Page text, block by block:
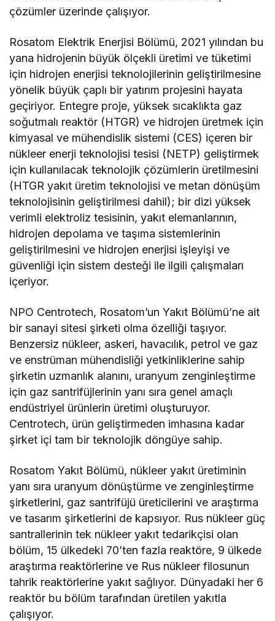
çözümler üzerinde çalışıyor.
Rosatom Elektrik Enerjisi Bölümü, 2021 yılından bu
yana hidrojenin büyük ölçekli üretimi ve tüketimi
için hidrojen enerjisi teknolojilerinin geliştirilmesine
yönelik büyük çaplı bir yatırım projesini hayata
geçiriyor. Entegre proje, yüksek sıcaklıkta gaz
soğutmalı reaktör (HTGR) ve hidrojen üretmek için
kimyasal ve mühendislik sistemi (CES) içeren bir
nükleer enerji teknolojisi tesisi (NETP) geliştirmek
için kullanılacak teknolojik çözümlerin üretilmesini
(HTGR yakıt üretim teknolojisi ve metan dönüşüm
teknolojisinin geliştirilmesi dahil); bir dizi yüksek
verimli elektroliz tesisinin, yakıt elemanlarının,
hidrojen depolama ve taşıma sistemlerinin
geliştirilmesini ve hidrojen enerjisi işleyişi ve
güvenliği için sistem desteği ile ilgili çalışmaları
içeriyor.
NPO Centrotech, Rosatom’un Yakıt Bölümü’ne ait
bir sanayi sitesi şirketi olma özelliği taşıyor.
Benzersiz nükleer, askeri, havacılık, petrol ve gaz
ve enstrüman mühendisliği yetkinliklerine sahip
şirketin uzmanlık alanını, uranyum zenginleştirme
için gaz santrifüjlerinin yanı sıra genel amaçlı
endüstriyel ürünlerin üretimi oluşturuyor.
Centrotech, ürün geliştirmeden imhasına kadar
şirket içi tam bir teknolojik döngüye sahip.
Rosatom Yakıt Bölümü, nükleer yakıt üretiminin
yanı sıra uranyum dönüştürme ve zenginleştirme
şirketlerini, gaz santrifüjü üreticilerini ve araştırma
ve tasarım şirketlerini de kapsıyor. Rus nükleer güç
santrallerinin tek nükleer yakıt tedarikçisi olan
bölüm, 15 ülkedeki 70’ten fazla reaktöre, 9 ülkede
araştırma reaktörlerine ve Rus nükleer filosunun
tahrik reaktörlerine yakıt sağlıyor. Dünyadaki her 6
reaktör bu bölüm tarafından üretilen yakıtla
çalışıyor.